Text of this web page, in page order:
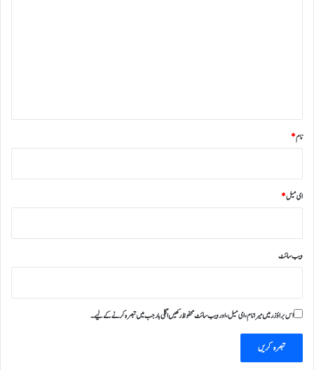
نام*
ای میل*
ویب‌ سائٹ
اس براؤزر میں میرا نام، ای میل، اور ویب سائٹ محفوظ رکھیں اگلی بار جب میں تبصرہ کرنے کےلیے۔